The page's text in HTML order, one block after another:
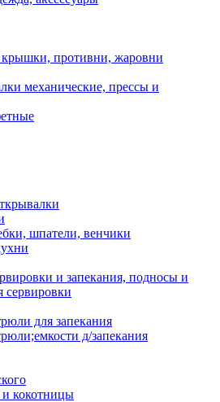
противни, жаровни
механические, прессы и
шпатели, венчики
и запекания, подносы и
сервировки
для запекания
д/запекания
кокотницы